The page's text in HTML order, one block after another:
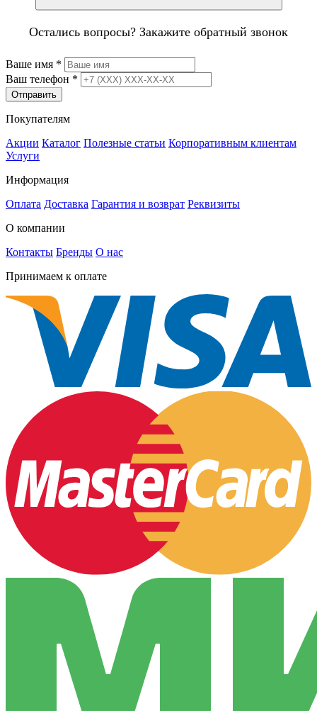
Остались вопросы? Закажите обратный звонок
Ваше имя *
Ваш телефон *
Отправить
Покупателям
Акции Каталог Полезные статьи Корпоративным клиентам
Услуги
Информация
Оплата Доставка Гарантия и возврат Реквизиты
О компании
Контакты Бренды О нас
Принимаем к оплате